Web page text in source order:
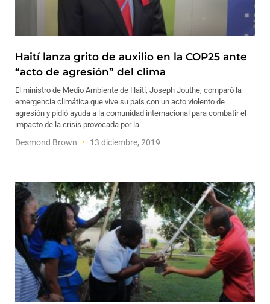
Haití lanza grito de auxilio en la COP25 ante
“acto de agresión” del clima
El ministro de Medio Ambiente de Haití, Joseph Jouthe, comparó la
emergencia climática que vive su país con un acto violento de
agresión y pidió ayuda a la comunidad internacional para combatir el
impacto de la crisis provocada por la
Desmond Brown 13 diciembre, 2019